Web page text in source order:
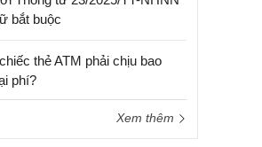
bắt buộc
thẻ ATM phải chịu bao
phí?
Xem thêm